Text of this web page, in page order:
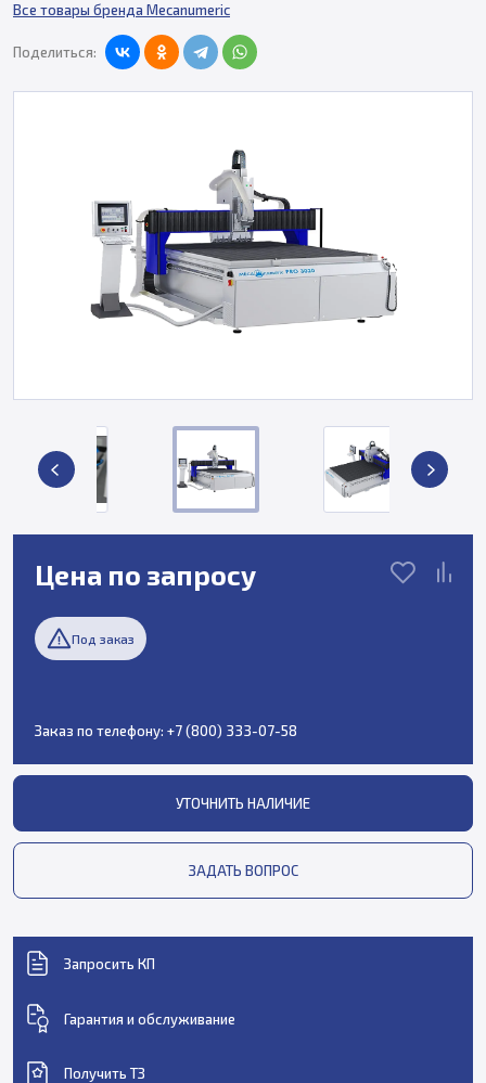
Все товары бренда Mecanumeric
Поделиться:
Цена по запросу
Под заказ
Заказ по телефону: +7 (800) 333-07-58
УТОЧНИТЬ НАЛИЧИЕ
ЗАДАТЬ ВОПРОС
Запросить КП
Гарантия и обслуживание
Получить ТЗ